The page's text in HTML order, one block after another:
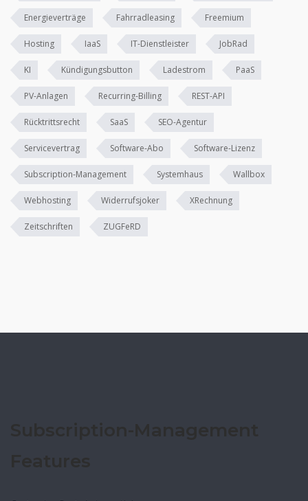
Energieverträge Fahrradleasing Freemium
Hosting IaaS IT-Dienstleister JobRad
KI Kündigungsbutton Ladestrom PaaS
PV-Anlagen Recurring-Billing REST-API
Rücktrittsrecht SaaS SEO-Agentur
Servicevertrag Software-Abo Software-Lizenz
Subscription-Management Systemhaus Wallbox
Webhosting Widerrufsjoker XRechnung
Zeitschriften ZUGFeRD